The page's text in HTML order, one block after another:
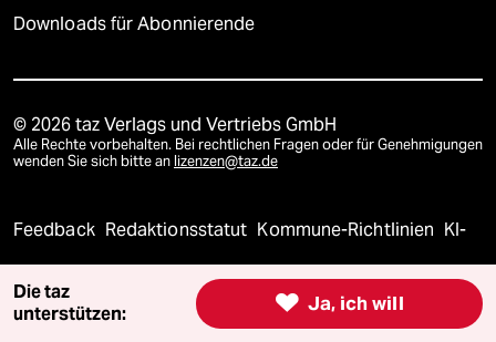
Downloads für Abonnierende
© 2026 taz Verlags und Vertriebs GmbH
Alle Rechte vorbehalten. Bei rechtlichen Fragen oder für Genehmigungen
wenden Sie sich bitte an lizenzen@taz.de
Feedback Redaktionsstatut Kommune-Richtlinien KI-
Leitlinie Datenschutz Impressum AGB
 Ja, ich will
Die taz
unterstützen: